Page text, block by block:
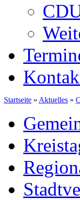
Startseite » Aktuelles »